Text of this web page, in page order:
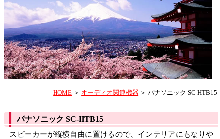
HOME ＞ オーディオ関連機器 ＞ パナソニック SC-HTB15
パナソニック SC-HTB15
スピーカーが縦横自由に置けるので、インテリアにもなりや